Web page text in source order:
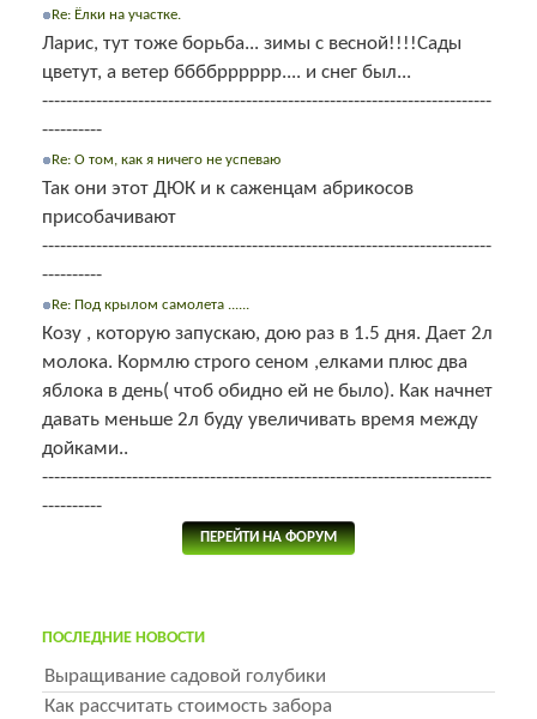
Re: Ёлки на участке.
Ларис, тут тоже борьба... зимы с весной!!!!Сады
цветут, а ветер ббббрррррр.... и снег был...
---------------------------------------------------------------------------
----------
Re: О том, как я ничего не успеваю
Так они этот ДЮК и к саженцам абрикосов
присобачивают
---------------------------------------------------------------------------
----------
Re: Под крылом самолета ......
Козу , которую запускаю, дою раз в 1.5 дня. Дает 2л
молока. Кормлю строго сеном ,елками плюс два
яблока в день( чтоб обидно ей не было). Как начнет
давать меньше 2л буду увеличивать время между
дойками..
---------------------------------------------------------------------------
----------
ПЕРЕЙТИ НА ФОРУМ
ПОСЛЕДНИЕ НОВОСТИ
Выращивание садовой голубики
Как рассчитать стоимость забора